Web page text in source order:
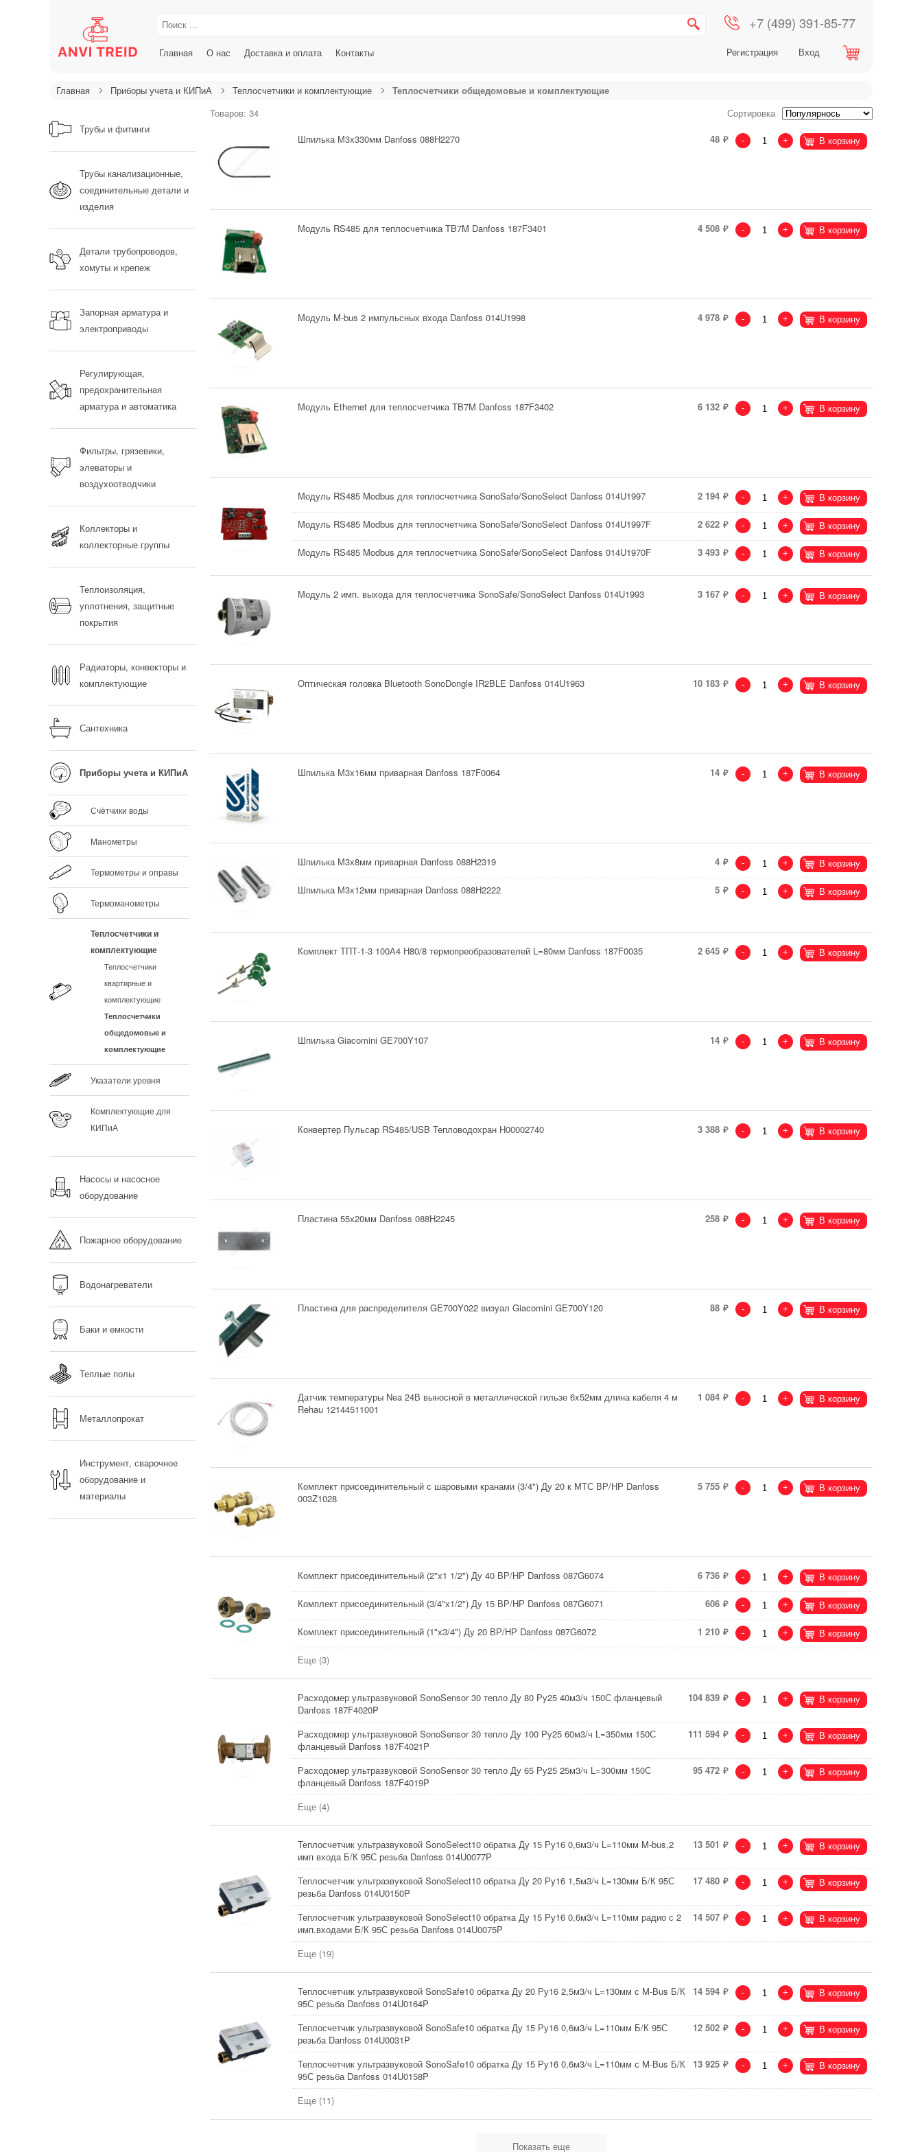
Главная О нас Доставка и оплата Контакты
+7 (499) 391-85-77
Регистрация Вход
Главная Приборы учета и КИПиА Теплосчетчики и комплектующие Теплосчетчики общедомовые и комплектующие
Трубы и фитинги
Трубы канализационные,
соединительные детали и
изделия
Детали трубопроводов,
хомуты и крепеж
Запорная арматура и
электроприводы
Регулирующая,
предохранительная
арматура и автоматика
Фильтры, грязевики,
элеваторы и
воздухоотводчики
Коллекторы и
коллекторные группы
Теплоизоляция,
уплотнения, защитные
покрытия
Радиаторы, конвекторы и
комплектующие
Сантехника
Приборы учета и КИПиА
Счётчики воды
Манометры
Термометры и оправы
Термоманометры
Теплосчетчики и
комплектующие
Теплосчетчики
квартирные и
комплектующие
Теплосчетчики
общедомовые и
комплектующие
Указатели уровня
Комплектующие для
КИПиА
Насосы и насосное
оборудование
Пожарное оборудование
Водонагреватели
Баки и емкости
Теплые полы
Металлопрокат
Инструмент, сварочное
оборудование и
материалы
Товаров: 34
Сортировка
Шпилька М3х330мм Danfoss 088H2270
48 - + В корзину
Модуль RS485 для теплосчетчика TB7M Danfoss 187F3401 4 508 - + В корзину
Модуль M-bus 2 импульсных входа Danfoss 014U1998 4 978 - + В корзину
Модуль Ethernet для теплосчетчика TB7M Danfoss 187F3402 6 132 - + В корзину
Модуль RS485 Modbus для теплосчетчика SonoSafe/SonoSelect Danfoss 014U1997 2 194 - + В корзину
Модуль RS485 Modbus для теплосчетчика SonoSafe/SonoSelect Danfoss 014U1997F 2 622 - + В корзину
Модуль RS485 Modbus для теплосчетчика SonoSafe/SonoSelect Danfoss 014U1970F 3 493 - + В корзину
Модуль 2 имп. выхода для теплосчетчика SonoSafe/SonoSelect Danfoss 014U1993 3 167 - + В корзину
Оптическая головка Bluetooth SonoDongle IR2BLE Danfoss 014U1963 10 183 - + В корзину
Шпилька М3х16мм приварная Danfoss 187F0064 14 - + В корзину
Шпилька М3х8мм приварная Danfoss 088H2319 4 - + В корзину
Шпилька М3х12мм приварная Danfoss 088H2222 5 - + В корзину
Комплект ТПТ-1-3 100А4 Н80/8 термопреобразователей L=80мм Danfoss 187F0035 2 645 - + В корзину
Шпилька Giacomini GE700Y107 14 - + В корзину
Конвертер Пульсар RS485/USB Тепловодохран H00002740 3 388 - + В корзину
Пластина 55х20мм Danfoss 088H2245 258 - + В корзину
Пластина для распределителя GE700Y022 визуал Giacomini GE700Y120 88 - + В корзину
Датчик температуры Nea 24В выносной в металлической гильзе 6x52мм длина кабеля 4 м
Rehau 12144511001
1 084 - + В корзину
Комплект присоединительный с шаровыми кранами (3/4") Ду 20 к МТС ВР/НР Danfoss
003Z1028
5 755 - + В корзину
Комплект присоединительный (2"х1 1/2") Ду 40 ВР/НР Danfoss 087G6074 6 736 - + В корзину
Комплект присоединительный (3/4"х1/2") Ду 15 ВР/НР Danfoss 087G6071 606 - + В корзину
Комплект присоединительный (1"х3/4") Ду 20 ВР/НР Danfoss 087G6072 1 210 - + В корзину
Еще (3)
Расходомер ультразвуковой SonoSensor 30 тепло Ду 80 Ру25 40м3/ч 150С фланцевый
Danfoss 187F4020P
104 839 - + В корзину
Расходомер ультразвуковой SonoSensor 30 тепло Ду 100 Ру25 60м3/ч L=350мм 150С
фланцевый Danfoss 187F4021P
111 594 - + В корзину
Расходомер ультразвуковой SonoSensor 30 тепло Ду 65 Ру25 25м3/ч L=300мм 150С
фланцевый Danfoss 187F4019P
95 472 - + В корзину
Еще (4)
Теплосчетчик ультразвуковой SonoSelect10 обратка Ду 15 Ру16 0,6м3/ч L=110мм M-bus,2
имп входа Б/К 95С резьба Danfoss 014U0077P
13 501 - + В корзину
Теплосчетчик ультразвуковой SonoSelect10 обратка Ду 20 Ру16 1,5м3/ч L=130мм Б/К 95С
резьба Danfoss 014U0150P
17 480 - + В корзину
Теплосчетчик ультразвуковой SonoSelect10 обратка Ду 15 Ру16 0,6м3/ч L=110мм радио с 2
имп.входами Б/К 95С резьба Danfoss 014U0075P
14 507 - + В корзину
Еще (19)
Теплосчетчик ультразвуковой SonoSafe10 обратка Ду 20 Ру16 2,5м3/ч L=130мм с M-Bus Б/К
95С резьба Danfoss 014U0164P
14 594 - + В корзину
Теплосчетчик ультразвуковой SonoSafe10 обратка Ду 15 Ру16 0,6м3/ч L=110мм Б/К 95С
резьба Danfoss 014U0031P
12 502 - + В корзину
Теплосчетчик ультразвуковой SonoSafe10 обратка Ду 15 Ру16 0,6м3/ч L=110мм с M-Bus Б/К
95С резьба Danfoss 014U0158P
13 925 - + В корзину
Еще (11)
Показать еще